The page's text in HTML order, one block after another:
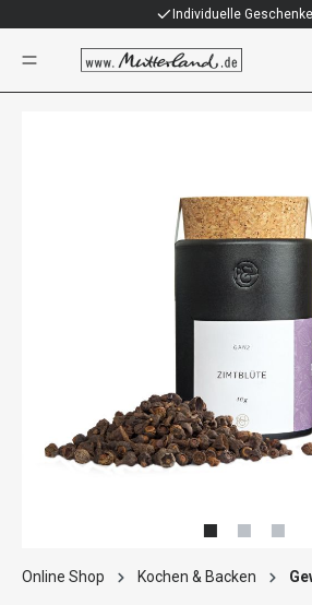
Individuelle Geschenke
Online Shop Kochen & Backen